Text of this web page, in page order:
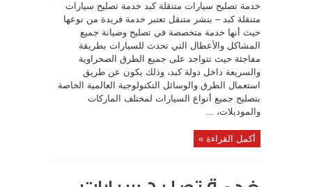
خدمة تصليح سيارات متنقلة كبد خدمة تصليح سيارات
متنقلة كبد – بنشر متنقل تعتبر خدمة فريدة من نوعها
حيث أنها خدمة متخصصة في تصليح وصيانة جميع
المشاكل والأعطال التي تحدث للسيارات بطريقة
مفاجئة حيث تتواجد على جميع الطرق الصحراوية
والسريعة داخل دولة كبد، وذلك يكون عن طريق
استعمال الطرق والوسائل التكنولوجية العالمية الخاصة
بتصليح جميع أنواع السيارات لمختلف الماركات
والموديلات، ...
أكمل القراءة »